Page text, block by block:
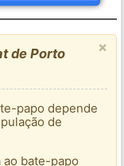
×
de Porto
papo depende
de
ao bate-papo